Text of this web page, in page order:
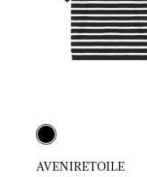
AVENIRETOILE